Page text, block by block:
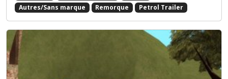
Autres/Sans marque
Remorque Petrol Trailer